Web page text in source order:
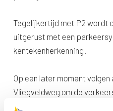
Tegelijkertijd met P2 wordt
uitgerust met een
kentekenherkenning.
Op een later moment
Vliegveldweg om de
is onderdeel van een